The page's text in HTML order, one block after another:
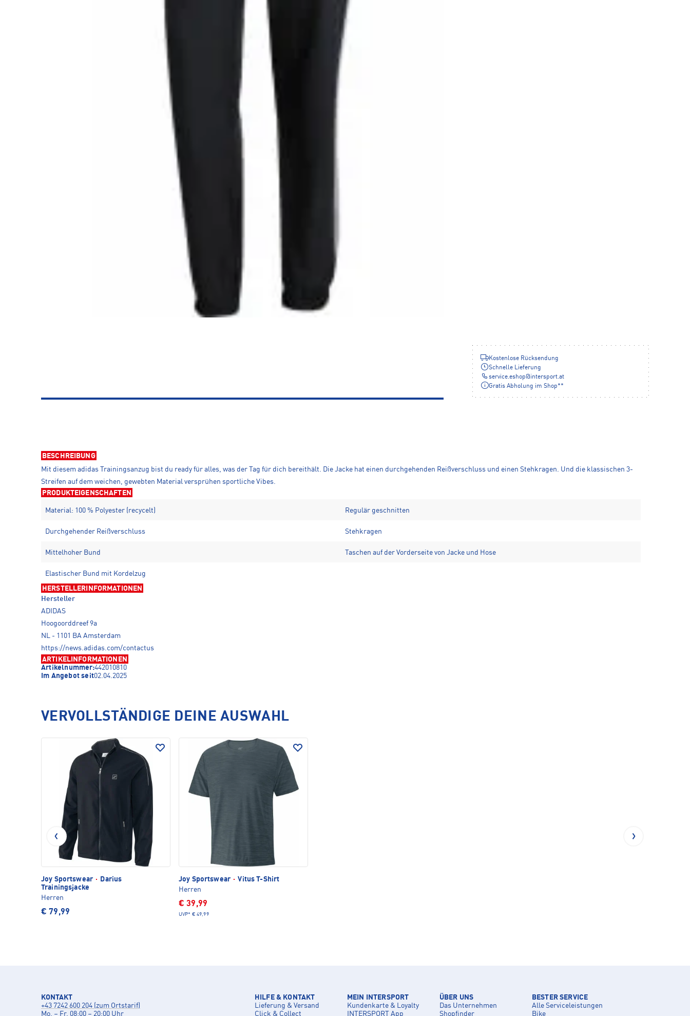
Kostenlose Rücksendung
Schnelle Lieferung
service.eshop@ intersport.at
Gratis Abholung im Shop**
BESCHREIBUNG
Mit diesem adidas Trainingsanzug bist du ready für alles, was der Tag für dich bereithält. Die Jacke hat einen durchgehenden Reißverschluss und einen Stehkragen. Und die klassischen 3-
Streifen auf dem weichen, gewebten Material versprühen sportliche Vibes.
PRODUKTEIGENSCHAFTEN
Material: 100 % Polyester (recycelt) Regulär geschnitten
Durchgehender Reißverschluss Stehkragen
Mittelhoher Bund Taschen auf der Vorderseite von Jacke und Hose
Elastischer Bund mit Kordelzug
HERSTELLERINFORMATIONEN
Hersteller
ADIDAS
Hoogoorddreef 9a
NL - 1101 BA Amsterdam
https://news.adidas.com/contactus
ARTIKELINFORMATIONEN
Artikelnummer:442010810
Im Angebot seit02.04.2025
VERVOLLSTÄNDIGE DEINE AUSWAHL
Joy Sportswear ·
Darius
Trainingsjacke
Herren
€ 79,99
Joy Sportswear · Vitus T-Shirt
Herren
€ 39,99
UVP* € 49,99
KONTAKT
+43 7242 600 204 (zum Ortstarif)
Mo. – Fr. 08:00 – 20:00 Uhr
HILFE & KONTAKT
Lieferung & Versand
Click & Collect
MEIN INTERSPORT
Kundenkarte & Loyalty
INTERSPORT App
ÜBER UNS
Das Unternehmen
Shopfinder
BESTER SERVICE
Alle Serviceleistungen
Bike